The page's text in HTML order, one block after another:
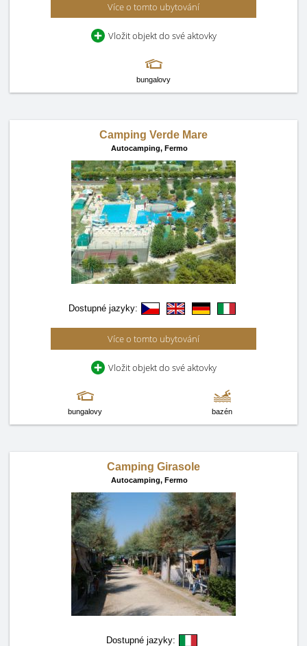
Více o tomto ubytování
Vložit objekt do své aktovky
bungalovy
Camping Verde Mare
Autocamping, Fermo
Dostupné jazyky:
Více o tomto ubytování
Vložit objekt do své aktovky
bungalovy bazén
Camping Girasole
Autocamping, Fermo
Dostupné jazyky: